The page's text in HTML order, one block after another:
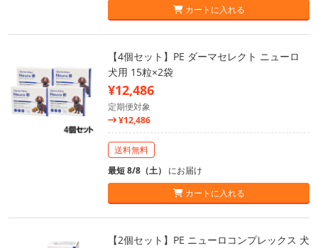
カートに入れる
【4個セット】PE ダーマセレクト ニューロ
犬用 15粒×2袋
¥12,486
定期便対象
¥12,486
送料無料
最短 8/8（土） にお届け
カートに入れる
【2個セット】PE ニューロコンプレックス 犬